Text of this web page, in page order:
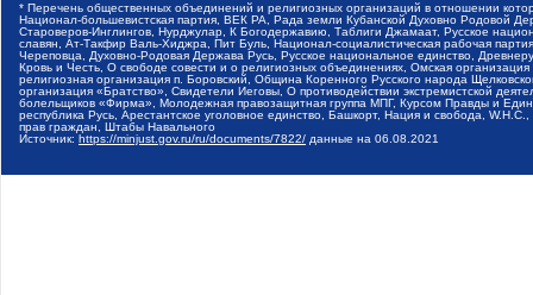
* Перечень общественных объединений и религиозных организаций в отношении
Национал-большевистская партия, ВЕК РА, Рада земли Кубанской Духовно Родовой
Староверов-Инглингов, Нурджулар, К Богодержавию, Таблиги Джамаат, Русское
славян, Ат-Такфир Валь-Хиджра, Пит Буль, Национал-социалистическая рабочая
Череповца, Духовно-Родовая Держава Русь, Русское национальное единство,
Кровь и Честь, О свободе совести и о религиозных объединениях, Омская
религиозная организация п. Боровский, Община Коренного Русского народа
организация «Братство», Свидетели Иеговы, О противодействии экстремистской
болельщиков «Фирма», Молодежная правозащитная группа МПГ, Курсом Правды и
республика Русь, Арестантское уголовное единство, Башкорт, Нация и свобода,
прав граждан, Штабы Навального
Источник: https://minjust.gov.ru/ru/documents/7822/ данные на 06.08.2021